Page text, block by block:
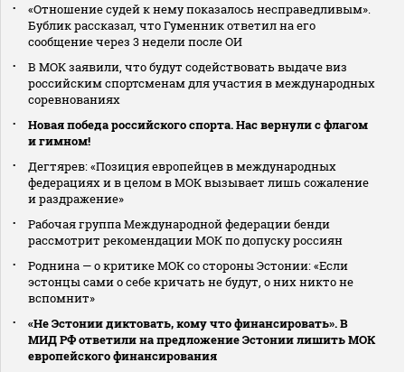
«Отношение судей к нему показалось несправедливым».
Бублик рассказал, что Гуменник ответил на его
сообщение через 3 недели после ОИ
В МОК заявили, что будут содействовать выдаче виз
российским спортсменам для участия в международных
соревнованиях
Новая победа российского спорта. Нас вернули с флагом
и гимном!
Дегтярев: «Позиция европейцев в международных
федерациях и в целом в МОК вызывает лишь сожаление
и раздражение»
Рабочая группа Международной федерации бенди
рассмотрит рекомендации МОК по допуску россиян
Роднина — о критике МОК со стороны Эстонии: «Если
эстонцы сами о себе кричать не будут, о них никто не
вспомнит»
«Не Эстонии диктовать, кому что финансировать». В
МИД РФ ответили на предложение Эстонии лишить МОК
европейского финансирования